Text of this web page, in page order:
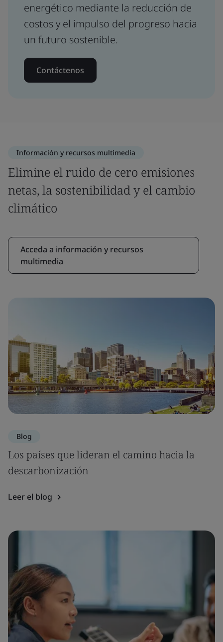
energético mediante la reducción de
costos y el impulso del progreso hacia
un futuro sostenible.
Contáctenos
Información y recursos multimedia
Elimine el ruido de cero emisiones
netas, la sostenibilidad y el cambio
climático
Acceda a información y recursos
multimedia
Blog
Los países que lideran el camino hacia la
descarbonización
Leer el blog